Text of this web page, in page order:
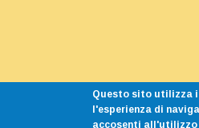
Questo sito utilizza i
l'esperienza di
accosenti all'utilizzo